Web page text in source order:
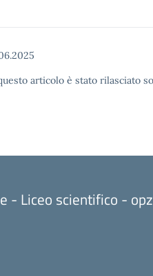
articolo è stato rilasciato
- Liceo scientifico -